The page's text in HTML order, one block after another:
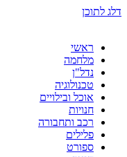
דלג לתוכן
ראשי
מלחמה
נדל"ן
טכנולוגיה
אוכל ובילויים
חנויות
רכב ותחבורה
פלילים
ספורט